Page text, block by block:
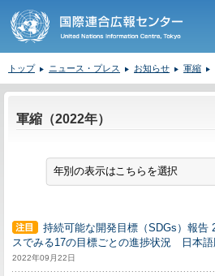
トップ ニュース・プレス お知らせ 軍縮
軍縮（2022年）
持続可能な開発目標（SDGs）報告
スでみる17の目標ごとの進捗状況 日本語
2022年09月22日